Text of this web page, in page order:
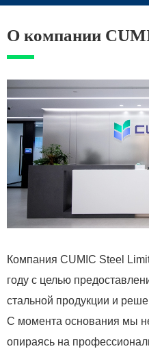
О компании
Компания CUMIC Steel
году с целью
стальной продукции и
С момента основания мы
опираясь на